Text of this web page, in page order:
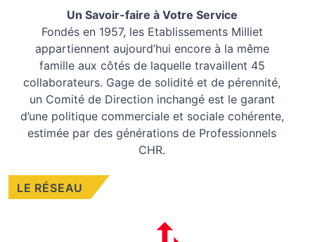
Un Savoir-faire à Votre Service
Fondés en 1957, les Etablissements Milliet
appartiennent aujourd’hui encore à la même
famille aux côtés de laquelle travaillent 45
collaborateurs. Gage de solidité et de pérennité,
un Comité de Direction inchangé est le garant
d’une politique commerciale et sociale cohérente,
estimée par des générations de Professionnels
CHR.
LE RÉSEAU